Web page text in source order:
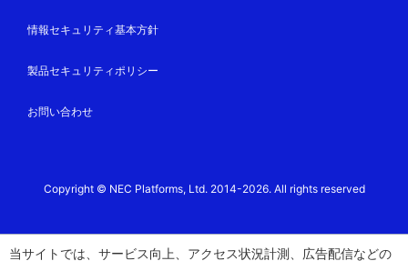
当サイトでは、サービス向上、アクセス状況計測、広告配信などの
情報セキュリティ基本方針
製品セキュリティポリシー
お問い合わせ
Copyright © NEC Platforms, Ltd. 2014-2026. All rights reserved